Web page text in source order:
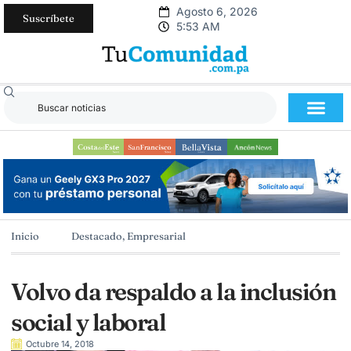
Suscríbete
Agosto 6, 2026
5:53 AM
Inicio Destacado, Empresarial
Volvo da respaldo a la inclusión
social y laboral
Octubre 14, 2018